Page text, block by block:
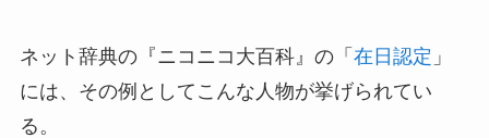
ネット辞典の『ニコニコ大百科』の「 在日認定 」
には、その例としてこんな人物が挙げられてい
る。